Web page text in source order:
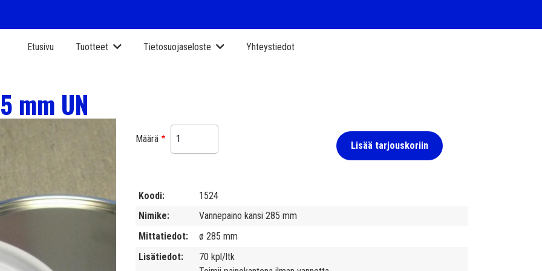
Etusivu Tuotteet Tietosuojaseloste Yhteystiedot
mm UN
Määrä
Lisää tarjouskoriin
Koodi
1524
Nimike
Vannepaino kansi 285 mm
Mittatiedot
ø 285 mm
Lisätiedot
70 kpl/ltk